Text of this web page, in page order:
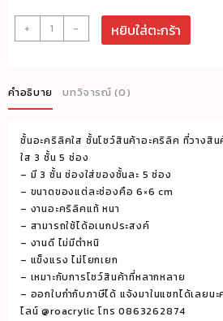
+
จำนวน
ชั้น
ริ
ลิค
ไล่
ระดับ
3
ชั้น
15
ช่อง
วาง
ปากกา
ชั้น
- หยิบใส่ตะกร้า
คำอธิบาย บทวิจารณ์ (0)
ชั้นอะคริลิคใส ชั้นโชว์สินค้าอะคริลิค ที่วางสิ
ใส 3 ชั้น 5 ช่อง
– มี 3 ชั้น ช่องใส่ของชั้นละ 5 ช่อง
– ขนาดของแต่ละช่องคือ 6×6 cm
– งานอะคริลิคแท้ หนา
– สามารถใช้ได้อเนกประสงค์
– งานดี ไม่มีตำหนิ
– แข็งแรง ไม่โยกเยก
– เหมาะกับการโชว์สินค้าที่หลากหลาย
– ออกใบกำกับภาษีได้ แจ้งมาในแชทได้เลยนะ
ไลน์ @roacrylic โทร 0863262874